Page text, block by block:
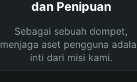
dan Penipuan
Sebagai sebuah dompet,
menjaga aset pengguna
inti dari misi kami.